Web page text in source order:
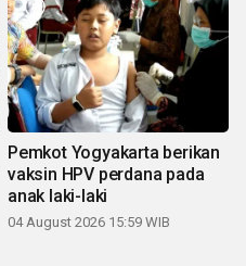
Pemkot Yogyakarta berikan
vaksin HPV perdana pada
anak laki-laki
04 August 2026 15:59 WIB